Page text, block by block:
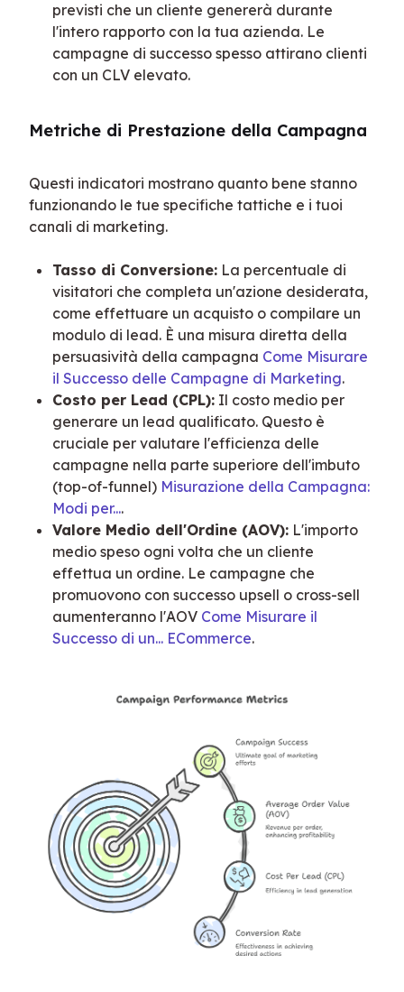
previsti che un cliente genererà durante
l'intero rapporto con la tua azienda. Le
campagne di successo spesso attirano clienti
con un CLV elevato.
Metriche di Prestazione della Campagna
Questi indicatori mostrano quanto bene stanno
funzionando le tue specifiche tattiche e i tuoi
canali di marketing.
Tasso di Conversione: La percentuale di
visitatori che completa un'azione desiderata,
come effettuare un acquisto o compilare un
modulo di lead. È una misura diretta della
persuasività della campagna Come Misurare
il Successo delle Campagne di Marketing.
Costo per Lead (CPL): Il costo medio per
generare un lead qualificato. Questo è
cruciale per valutare l'efficienza delle
campagne nella parte superiore dell'imbuto
(top-of-funnel) Misurazione della Campagna:
Modi per....
Valore Medio dell'Ordine (AOV): L'importo
medio speso ogni volta che un cliente
effettua un ordine. Le campagne che
promuovono con successo upsell o cross-sell
aumenteranno l'AOV Come Misurare il
Successo di un... ECommerce.